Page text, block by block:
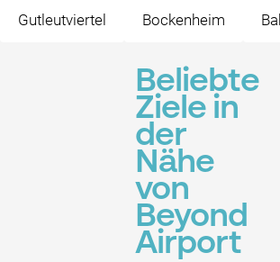
Gutleutviertel Bockenheim
Beliebte
Ziele in
der
Nähe
von
Beyond
Airport